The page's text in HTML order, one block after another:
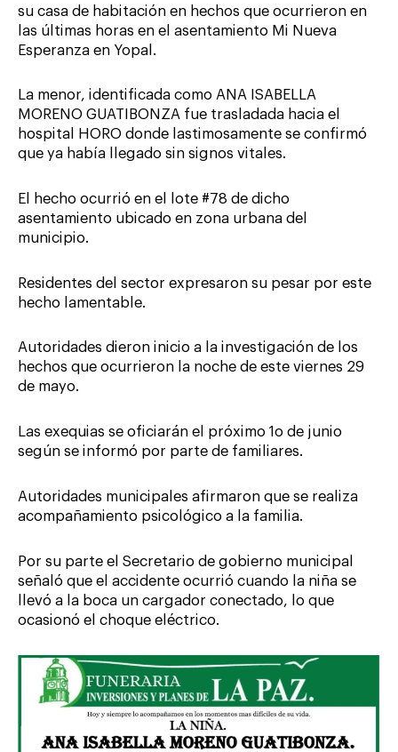
su casa de habitación en hechos que ocurrieron en
las últimas horas en el asentamiento Mi Nueva
Esperanza en Yopal.
La menor, identificada como ANA ISABELLA
MORENO GUATIBONZA fue trasladada hacia el
hospital HORO donde lastimosamente se confirmó
que ya había llegado sin signos vitales.
El hecho ocurrió en el lote #78 de dicho
asentamiento ubicado en zona urbana del
municipio.
Residentes del sector expresaron su pesar por este
hecho lamentable.
Autoridades dieron inicio a la investigación de los
hechos que ocurrieron la noche de este viernes 29
de mayo.
Las exequias se oficiarán el próximo 1o de junio
según se informó por parte de familiares.
Autoridades municipales afirmaron que se realiza
acompañamiento psicológico a la familia.
Por su parte el Secretario de gobierno municipal
señaló que el accidente ocurrió cuando la niña se
llevó a la boca un cargador conectado, lo que
ocasionó el choque eléctrico.